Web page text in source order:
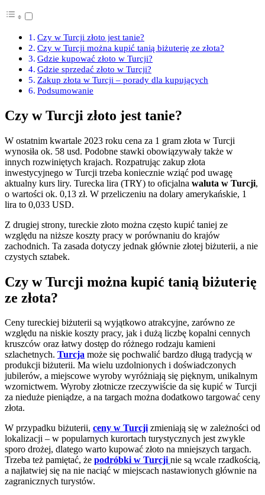
Czy w Turcji złoto jest tanie?
Czy w Turcji można kupić tanią biżuterię ze złota?
Gdzie kupować złoto w Turcji?
Gdzie sprzedać złoto w Turcji?
Zakup złota w Turcji – porady dla kupujących
Podsumowanie
Czy w Turcji złoto jest tanie?
W ostatnim kwartale 2023 roku cena za 1 gram złota w Turcji
wynosiła ok. 58 usd. Podobne stawki obowiązywały także w
innych rozwiniętych krajach. Rozpatrując zakup złota
inwestycyjnego w Turcji trzeba koniecznie wziąć pod uwagę
aktualny kurs liry. Turecka lira (TRY) to oficjalna waluta w Turcji,
o wartości ok. 0,13 zł. W przeliczeniu na dolary amerykańskie, 1
lira to 0,033 USD.
Z drugiej strony, tureckie złoto można często kupić taniej ze
względu na niższe koszty pracy w porównaniu do krajów
zachodnich. Ta zasada dotyczy jednak głównie złotej biżuterii, a nie
czystych sztabek.
Czy w Turcji można kupić tanią biżuterię
ze złota?
Ceny tureckiej biżuterii są wyjątkowo atrakcyjne, zarówno ze
względu na niskie koszty pracy, jak i dużą liczbę kopalni cennych
kruszców oraz łatwy dostęp do różnego rodzaju kamieni
szlachetnych. Turcja może się pochwalić bardzo długą tradycją w
produkcji biżuterii. Ma wielu uzdolnionych i doświadczonych
jubilerów, a miejscowe wyroby wyróżniają się pięknym, unikalnym
wzornictwem. Wyroby złotnicze rzeczywiście da się kupić w Turcji
za nieduże pieniądze, a na targach można dodatkowo targować ceny
złota.
W przypadku biżuterii, ceny w Turcjizmieniają się w zależności od
lokalizacji – w popularnych kurortach turystycznych jest zwykle
sporo drożej, dlatego warto kupować złoto na mniejszych targach.
Trzeba też pamiętać, że podróbki w Turcjinie są wcale rzadkością,
a najłatwiej się na nie naciąć w miejscach nastawionych głównie na
zagranicznych turystów.